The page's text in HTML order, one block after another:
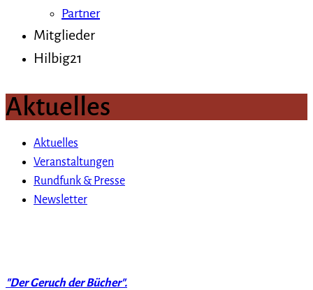
Partner
Mitglieder
Hilbig21
Aktuelles
Aktuelles
Veranstaltungen
Rundfunk & Presse
Newsletter
"Der Geruch der Bücher".